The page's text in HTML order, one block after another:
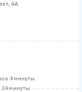
4А
4 минуты
минуты